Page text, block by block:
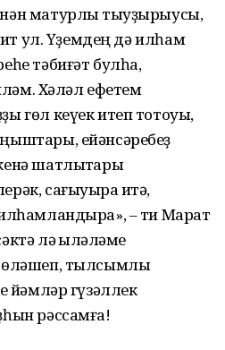
матурлыҡ тыуҙырыусы,
ул. Үҙемдең дә илһам
тәбиғәт булһа,
Хәләл ефетем
гөл кеүек итеп тотоуы,
ейәнсәребеҙ
шатлыҡтары
сағыуыраҡ итә,
– ти Марат
лә ҡылҡәләме
өләшеп, тылсымлы
йәмләр гүзәллек
рәссамға!